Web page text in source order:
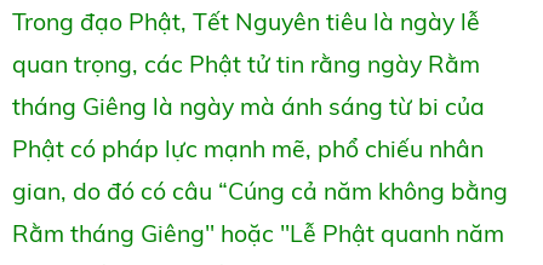
Trong đạo Phật, Tết Nguyên tiêu là ngày lễ
quan trọng, các Phật tử tin rằng ngày Rằm
tháng Giêng là ngày mà ánh sáng từ bi của
Phật có pháp lực mạnh mẽ, phổ chiếu nhân
gian, do đó có câu “Cúng cả năm không bằng
Rằm tháng Giêng" hoặc "Lễ Phật quanh năm